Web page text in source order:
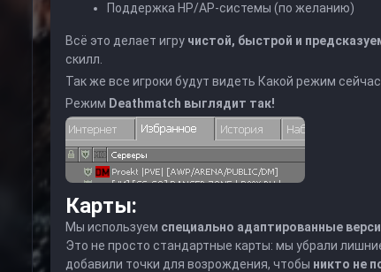
Поддержка HP/AP-системы (по желанию)
Всё это делает игру чистой, быстрой и
скилл.
Так же все игроки будут видеть Какой режим сейчас
Режим Deathmatch выглядит так!
Карты:
Мы используем специально адаптированные
Это не просто стандартные карты: мы убрали
добавили точки для возрождения, чтобы никто не